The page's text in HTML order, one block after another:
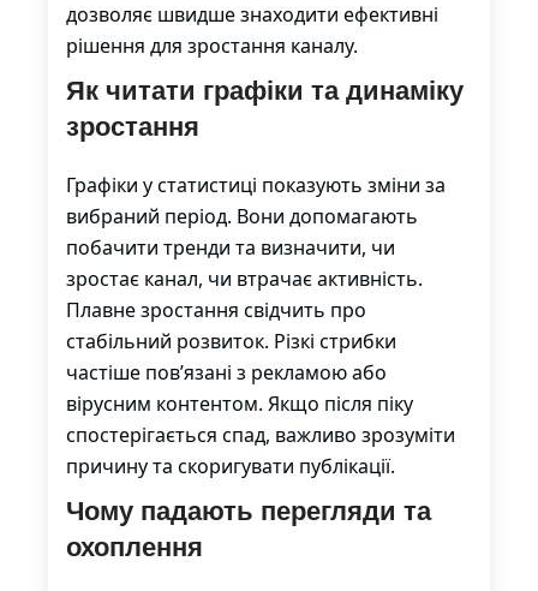
дозволяє швидше знаходити ефективні
рішення для зростання каналу.
Як читати графіки та динаміку
зростання
Графіки у статистиці показують зміни за
вибраний період. Вони допомагають
побачити тренди та визначити, чи
зростає канал, чи втрачає активність.
Плавне зростання свідчить про
стабільний розвиток. Різкі стрибки
частіше пов’язані з рекламою або
вірусним контентом. Якщо після піку
спостерігається спад, важливо зрозуміти
причину та скоригувати публікації.
Чому падають перегляди та
охоплення